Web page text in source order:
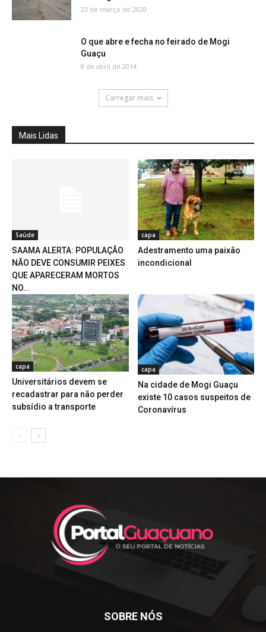
23 de março de 2020
O que abre e fecha no feirado de Mogi
Guaçu
8 de abril de 2014
Carregar mais
Mais Lidas
Saúde
SAAMA ALERTA: POPULAÇÃO
NÃO DEVE CONSUMIR PEIXES
QUE APARECERAM MORTOS
NO...
capa
Adestramento uma paixão
incondicional
capa
Universitários devem se
recadastrar para não perder
subsídio a transporte
capa
Na cidade de Mogi Guaçu
existe 10 casos suspeitos de
Coronavírus
SOBRE NÓS